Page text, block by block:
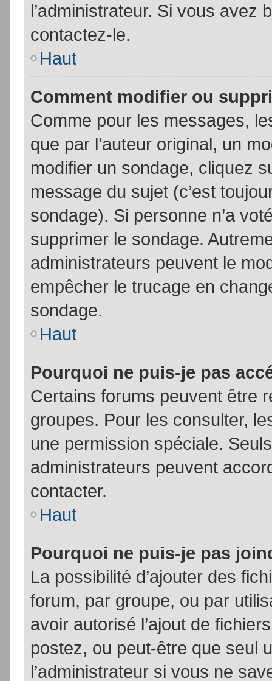
l’administrateur. Si vous avez
contactez-le.
Haut
Comment modifier ou
Comme pour les messages,
que par l’auteur original, un
modifier un sondage, cliquez
message du sujet (c’est
sondage). Si personne n’a
supprimer le sondage.
administrateurs peuvent le
empêcher le trucage en
sondage.
Haut
Pourquoi ne puis-je pas
Certains forums peuvent être
groupes. Pour les consulter,
une permission spéciale.
administrateurs peuvent
contacter.
Haut
Pourquoi ne puis-je pas
La possibilité d’ajouter des
forum, par groupe, ou par
avoir autorisé l’ajout de
postez, ou peut-être que seul
l’administrateur si vous ne